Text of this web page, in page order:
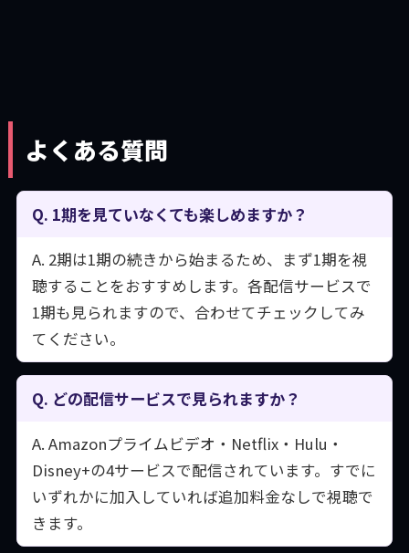
よくある質問
Q. 1期を見ていなくても楽しめますか？
A. 2期は1期の続きから始まるため、まず1期を視
聴することをおすすめします。各配信サービスで
1期も見られますので、合わせてチェックしてみ
てください。
Q. どの配信サービスで見られますか？
A. Amazonプライムビデオ・Netflix・Hulu・
Disney+の4サービスで配信されています。すでに
いずれかに加入していれば追加料金なしで視聴で
きます。